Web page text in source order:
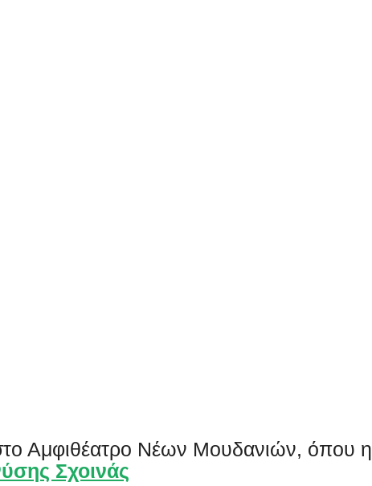
Αμφιθέατρο Νέων Μουδανιών, όπου η
Σχοινάς